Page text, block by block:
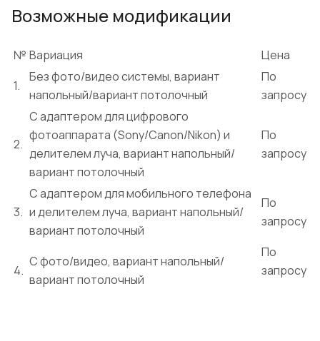
Возможные модификации
№ Вариация
Цена
1.
Без фото/видео системы, вариант
напольный/вариант потолочный
По
запросу
2.
С адаптером для цифрового
фотоаппарата (Sony/Canon/Nikon) и
делителем луча, вариант напольный/
вариант потолочный
По
запросу
3.
С адаптером для мобильного телефона
и делителем луча, вариант напольный/
вариант потолочный
По
запросу
4.
С фото/видео, вариант напольный/
вариант потолочный
По
запросу